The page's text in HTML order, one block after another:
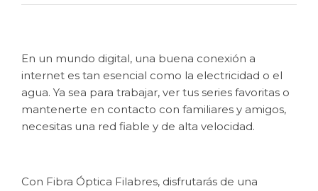
En un mundo digital, una buena conexión a
internet es tan esencial como la electricidad o el
agua. Ya sea para trabajar, ver tus series favoritas o
mantenerte en contacto con familiares y amigos,
necesitas una red fiable y de alta velocidad.
Con Fibra Óptica Filabres, disfrutarás de una